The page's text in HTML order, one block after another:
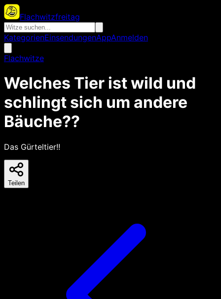
Flachwitzfreitag
KategorienEinsendungenAppAnmelden
Flachwitze
Welches Tier ist wild und
schlingt sich um andere
Bäuche??
Das Gürteltier!!
Teilen